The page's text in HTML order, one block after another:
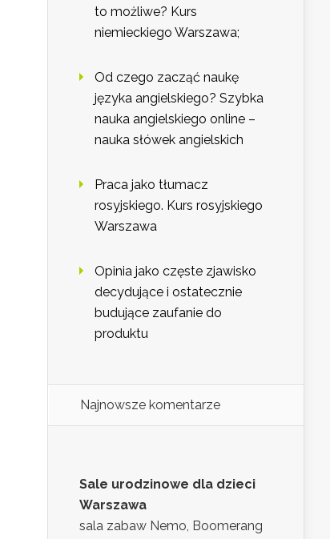
to możliwe? Kurs
niemieckiego Warszawa;
Od czego zacząć naukę
języka angielskiego? Szybka
nauka angielskiego online –
nauka słówek angielskich
Praca jako tłumacz
rosyjskiego. Kurs rosyjskiego
Warszawa
Opinia jako częste zjawisko
decydujące i ostatecznie
budujące zaufanie do
produktu
Najnowsze komentarze
Sale urodzinowe dla dzieci
Warszawa
sala zabaw Nemo, Boomerang